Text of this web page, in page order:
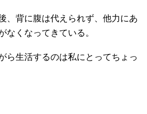
、背に腹は代えられず、他力にあ
なくなってきている。
ら生活するのは私にとってちょっ